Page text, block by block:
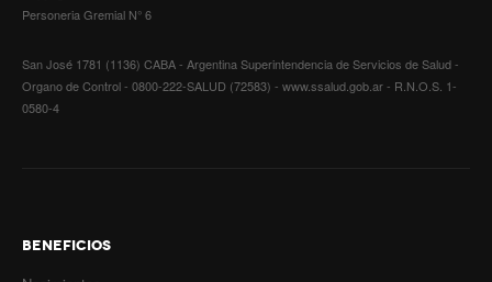
Personeria Gremial N° 6
San José 1781 (1136) CABA - Argentina Superintendencia de Servicios de Salud -
Organo de Control - 0800-222-SALUD (72583) - www.ssalud.gob.ar - R.N.O.S. 1-
0580-4
BENEFICIOS